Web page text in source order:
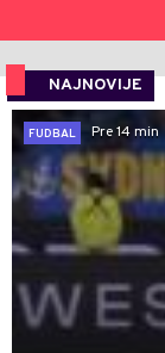
NAJNOVIJE
FUDBAL
Pre 14 min